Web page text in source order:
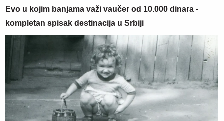
Evo u kojim banjama važi vaučer od 10.000 dinara -
kompletan spisak destinacija u Srbiji